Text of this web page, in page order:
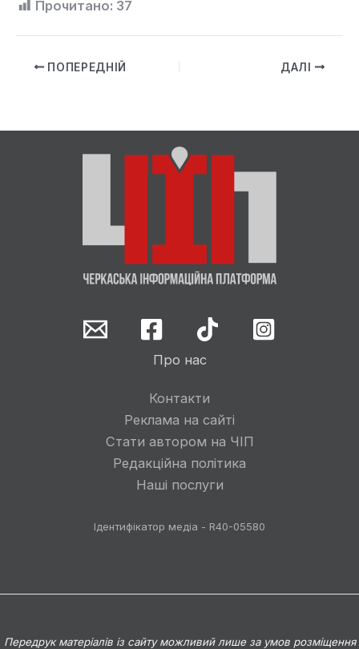
Прочитано: 37
ПОПЕРЕДНІЙ ДАЛІ
Про нас
Контакти
Реклама на сайті
Стати автором на ЧІП
Редакційна політика
Наші послуги
Ідентифікатор медіа - R40-05580
Передрук матеріалів із сайту можливий лише за умов розміщення